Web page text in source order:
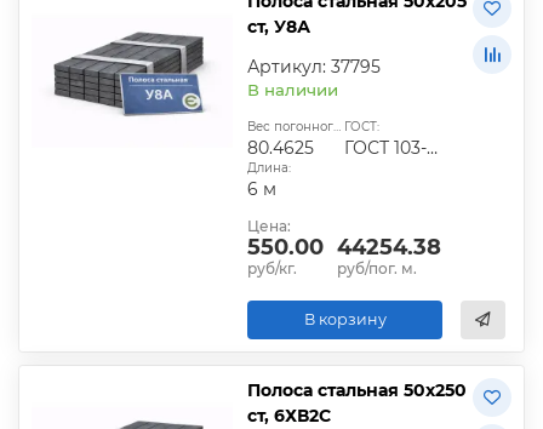
ст, У8А
Артикул: 37795
В наличии
Вес погонного метра, кг:
80.4625
ГОСТ:
ГОСТ 103-2006
Длина:
6 м
Цена:
550.00
руб/кг.
44254.38
руб/пог. м.
В корзину
Полоса стальная 50х250
ст, 6ХВ2С